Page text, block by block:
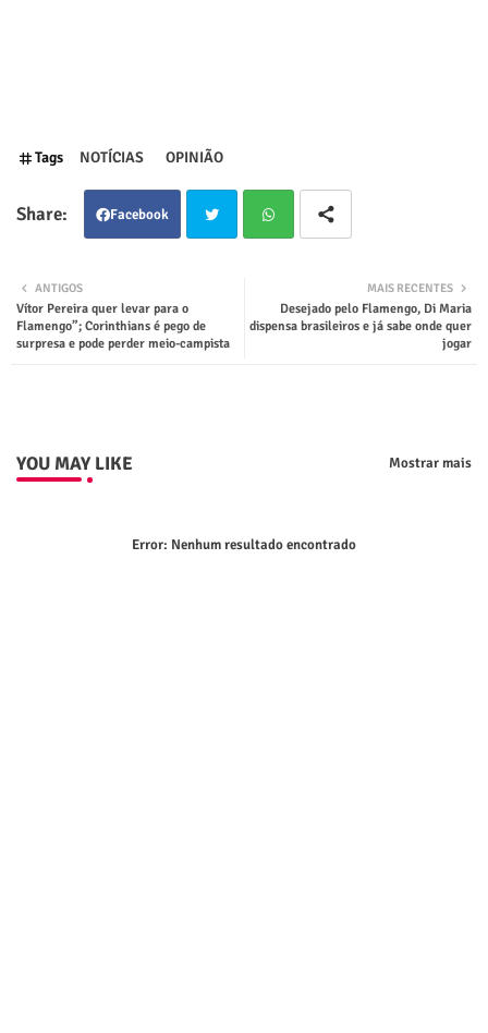
Tags NOTÍCIAS OPINIÃO
Facebook
tsap
MAIS RECENTES
Desejado pelo Flamengo, Di Maria
dispensa brasileiros e já sabe onde quer
jogar
ANTIGOS
Vítor Pereira quer levar para o
Flamengo”; Corinthians é pego de
surpresa e pode perder meio-campista
YOU MAY LIKE Mostrar mais
Error: Nenhum resultado encontrado